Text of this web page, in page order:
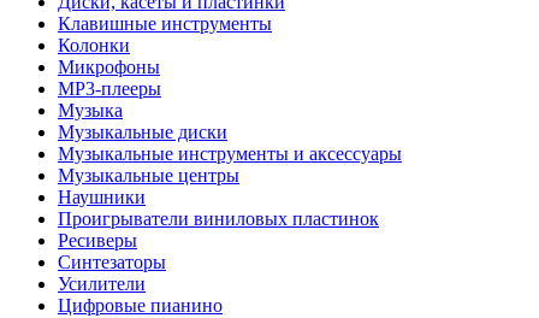
Клавишные инструменты
Колонки
Микрофоны
МР3-плееры
Музыка
Музыкальные диски
Музыкальные инструменты и аксессуары
Музыкальные центры
Наушники
Проигрыватели виниловых пластинок
Ресиверы
Синтезаторы
Усилители
Цифровые пианино